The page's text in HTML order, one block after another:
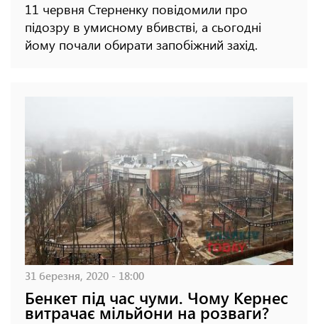
11 червня Стерненку повідомили про
підозру в умисному вбивстві, а сьогодні
йому почали обирати запобіжний захід.
31 березня, 2020 - 18:00
Бенкет під час чуми. Чому Кернес
витрачає мільйони на розваги?